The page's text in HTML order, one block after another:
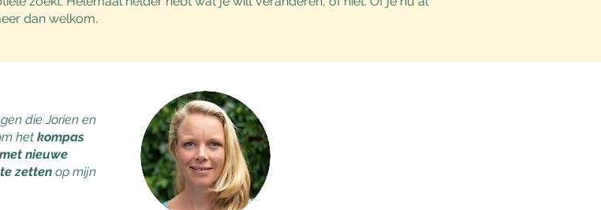
dan welkom.
die Jorien en
het kompas
met nieuwe
zetten op mijn